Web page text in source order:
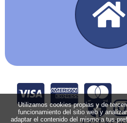
Utilizamos cookies propias y de
funcionamiento del sitio web y
adaptar el contenido del mismo a tus